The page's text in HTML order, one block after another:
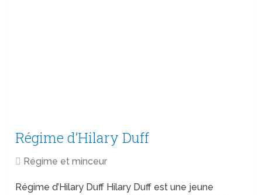
Régime d’Hilary Duff
Régime et minceur
Régime d’Hilary Duff Hilary Duff est une jeune